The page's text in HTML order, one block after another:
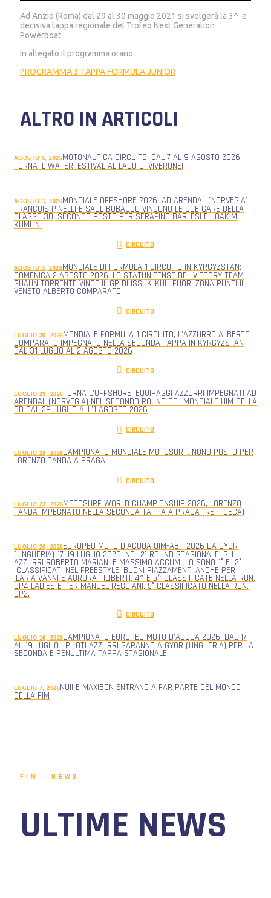
Ad Anzio (Roma) dal 29 al 30 maggio 2021 si svolgerà la 3^ e
decisiva tappa regionale del Trofeo Next Generation
Powerboat.
In allegato il programma orario.
PROGRAMMA 3 TAPPA FORMULA JUNIOR
ALTRO IN ARTICOLI
AGOSTO 5, 2026MOTONAUTICA CIRCUITO, DAL 7 AL 9 AGOSTO 2026
TORNA IL WATERFESTIVAL AL LAGO DI VIVERONE!
AGOSTO 3, 2026MONDIALE OFFSHORE 2026: AD ARENDAL (NORVEGIA)
FRANCOIS PINELLI E SAUL BUBACCO VINCONO LE DUE GARE DELLA
CLASSE 3D; SECONDO POSTO PER SERAFINO BARLESI E JOAKIM
KUMLIN.
CIRCUITO
AGOSTO 3, 2026MONDIALE DI FORMULA 1 CIRCUITO IN KYRGYZSTAN;
DOMENICA 2 AGOSTO 2026, LO STATUNITENSE DEL VICTORY TEAM
SHAUN TORRENTE VINCE IL GP DI ISSUK-KUL. FUORI ZONA PUNTI IL
VENETO ALBERTO COMPARATO.
CIRCUITO
LUGLIO 30, 2026MONDIALE FORMULA 1 CIRCUITO, L’AZZURRO ALBERTO
COMPARATO IMPEGNATO NELLA SECONDA TAPPA IN KYRGYZSTAN
DAL 31 LUGLIO AL 2 AGOSTO 2026
CIRCUITO
LUGLIO 29, 2026TORNA L’OFFSHORE! EQUIPAGGI AZZURRI IMPEGNATI AD
ARENDAL (NORVEGIA) NEL SECONDO ROUND DEL MONDIALE UIM DELLA
3D DAL 29 LUGLIO ALL’1 AGOSTO 2026
CIRCUITO
LUGLIO 28, 2026CAMPIONATO MONDIALE MOTOSURF, NONO POSTO PER
LORENZO TANDA A PRAGA
CIRCUITO
LUGLIO 23, 2026MOTOSURF WORLD CHAMPIONSHIP 2026, LORENZO
TANDA IMPEGNATO NELLA SECONDA TAPPA A PRAGA (REP. CECA)
LUGLIO 20, 2026EUROPEO MOTO D’ACQUA UIM-ABP 2026 DA GYOR
(UNGHERIA) 17-19 LUGLIO 2026: NEL 2° ROUND STAGIONALE, GLI
AZZURRI ROBERTO MARIANI E MASSIMO ACCUMULO SONO 1° E 2°
CLASSIFICATI NEL FREESTYLE. BUONI PIAZZAMENTI ANCHE PER
ILARIA VANNI E AURORA FILIBERTI, 4^ E 5^ CLASSIFICATE NELLA RUN.
GP4 LADIES E PER MANUEL REGGIANI, 5° CLASSIFICATO NELLA RUN.
GP2.
CIRCUITO
LUGLIO 16, 2026CAMPIONATO EUROPEO MOTO D’ACQUA 2026: DAL 17
AL 19 LUGLIO I PILOTI AZZURRI SARANNO A GYOR (UNGHERIA) PER LA
SECONDA E PENULTIMA TAPPA STAGIONALE
LUGLIO 7, 2026NUII E MAXIBON ENTRANO A FAR PARTE DEL MONDO
DELLA FIM
FIM - NEWS
ULTIME NEWS